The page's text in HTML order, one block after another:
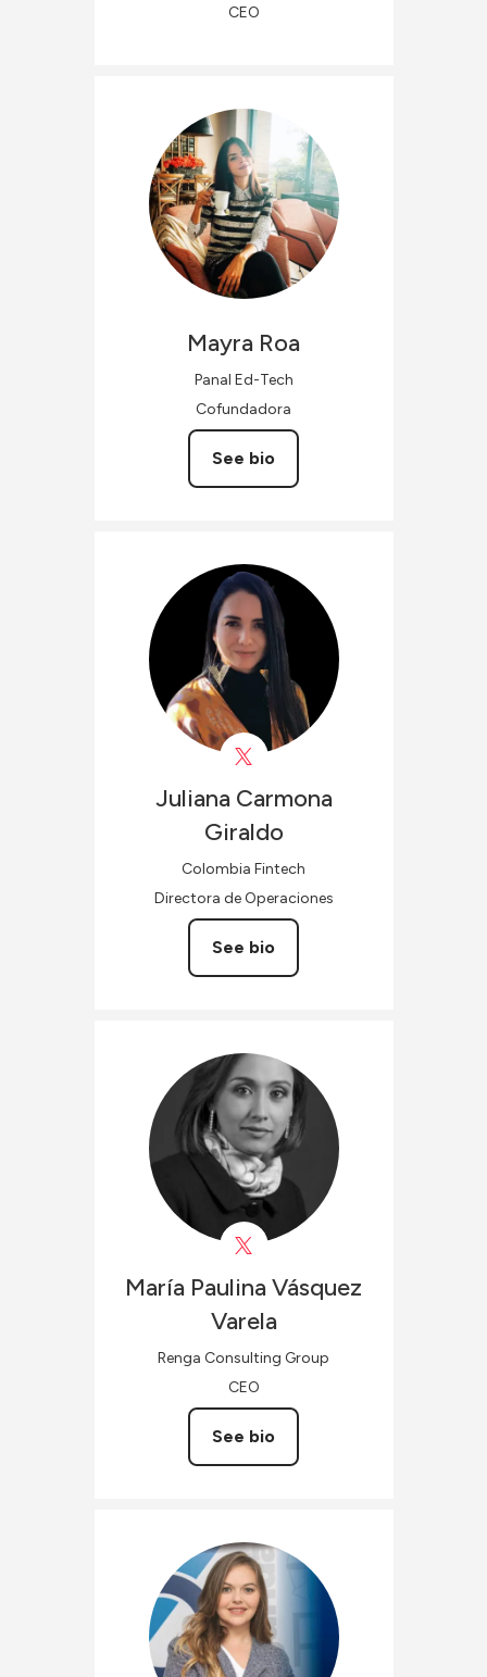
CEO
Mayra Roa
Panal Ed-Tech
Cofundadora
See bio
Juliana Carmona
Giraldo
Colombia Fintech
Directora de Operaciones
See bio
María Paulina Vásquez
Varela
Renga Consulting Group
CEO
See bio